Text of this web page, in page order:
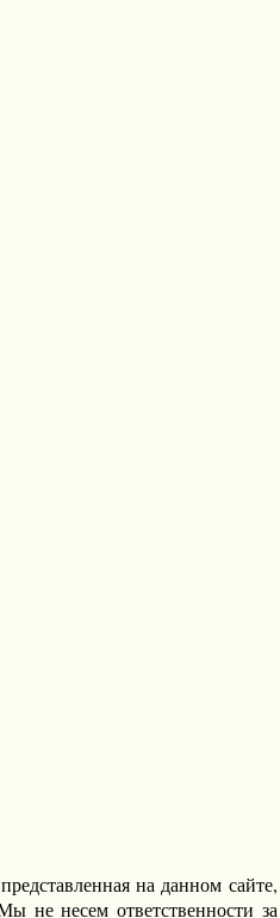
на данном сайте,
не несем ответственности за